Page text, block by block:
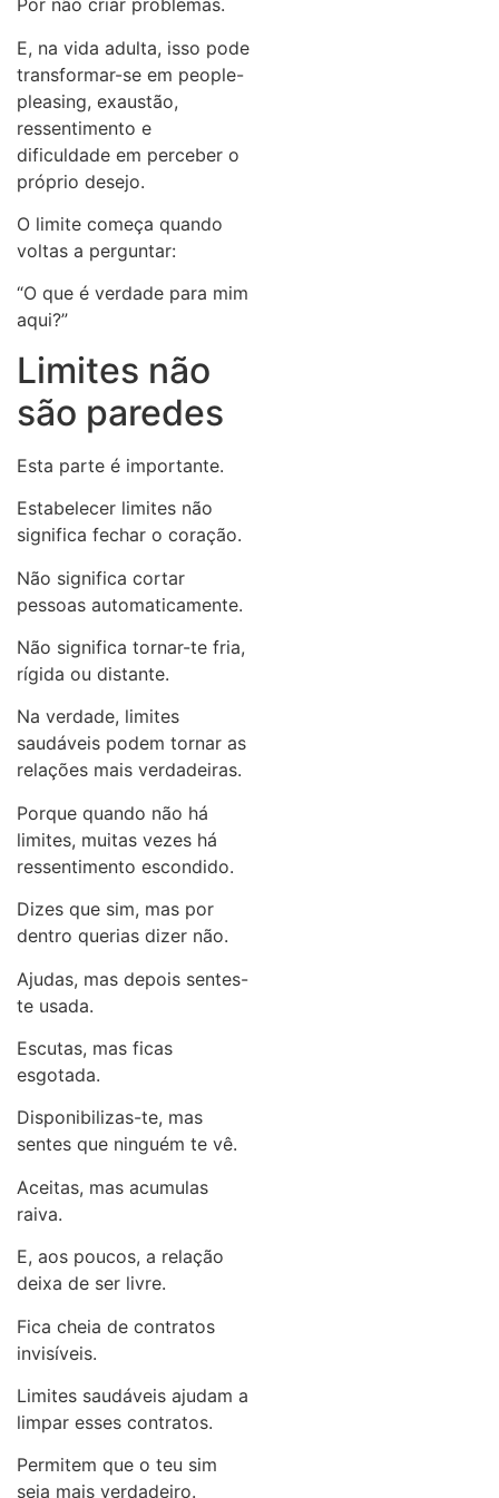
Por não criar problemas.
E, na vida adulta, isso pode
transformar-se em people-
pleasing, exaustão,
ressentimento e
dificuldade em perceber o
próprio desejo.
O limite começa quando
voltas a perguntar:
“O que é verdade para mim
aqui?”
Limites não
são paredes
Esta parte é importante.
Estabelecer limites não
significa fechar o coração.
Não significa cortar
pessoas automaticamente.
Não significa tornar-te fria,
rígida ou distante.
Na verdade, limites
saudáveis podem tornar as
relações mais verdadeiras.
Porque quando não há
limites, muitas vezes há
ressentimento escondido.
Dizes que sim, mas por
dentro querias dizer não.
Ajudas, mas depois sentes-
te usada.
Escutas, mas ficas
esgotada.
Disponibilizas-te, mas
sentes que ninguém te vê.
Aceitas, mas acumulas
raiva.
E, aos poucos, a relação
deixa de ser livre.
Fica cheia de contratos
invisíveis.
Limites saudáveis ajudam a
limpar esses contratos.
Permitem que o teu sim
seja mais verdadeiro.